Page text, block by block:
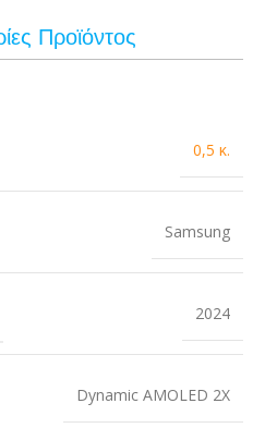
Προϊόντος
0,5 κ.
Samsung
2024
Dynamic AMOLED 2X